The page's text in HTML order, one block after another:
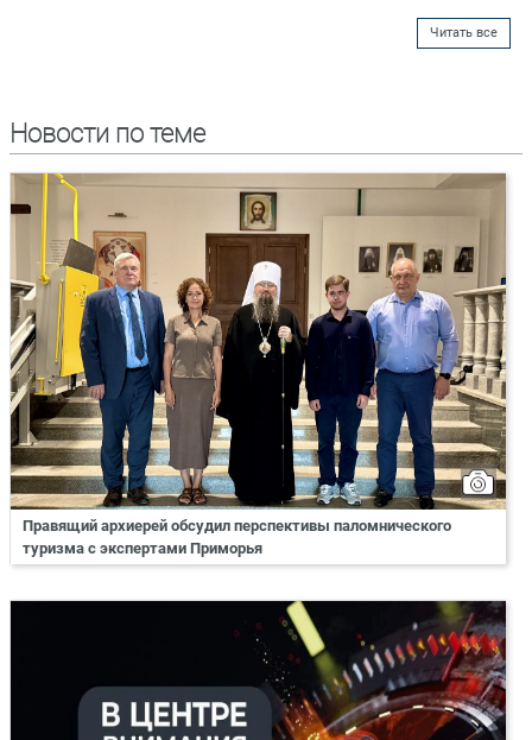
Читать все
Новости по теме
Правящий архиерей обсудил перспективы паломнического
туризма с экспертами Приморья